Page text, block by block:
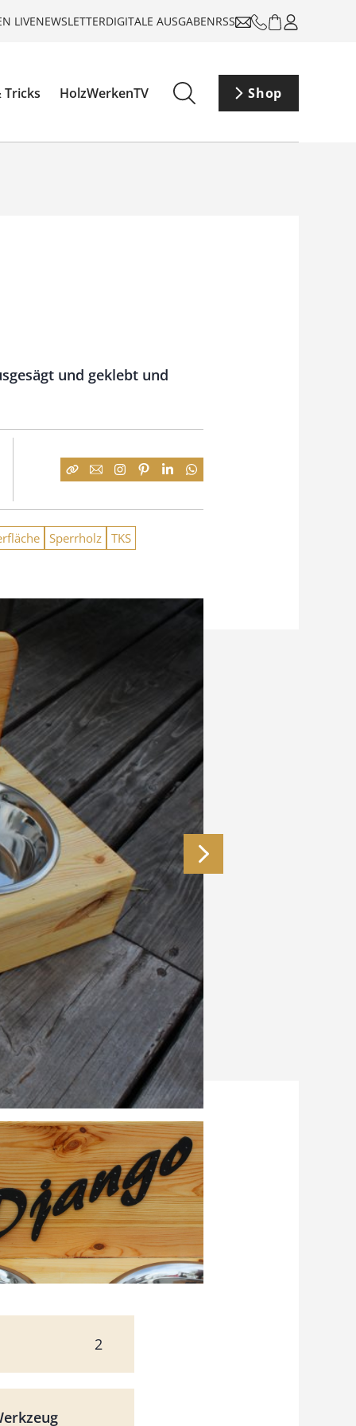
LIVENEWSLETTERDIGITALE AUSGABENRSS
Tricks HolzWerkenTV Shop
und geklebt und
Sperrholz TKS
2